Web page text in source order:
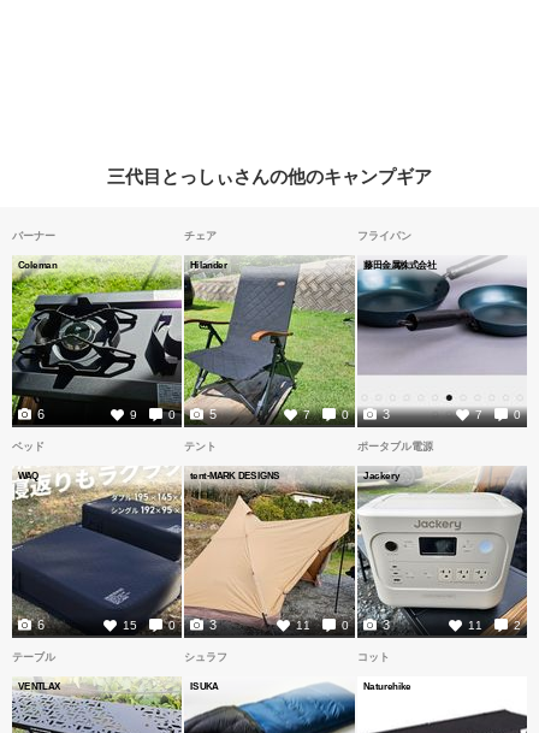
三代目とっしぃさんの他のキャンプギア
バーナー
Coleman
9 0
6
チェア
Hilander
7 0
5
フライパン
藤田金属株式会社
7 0
3
ベッド
WAQ
15 0
6
テント
tent-MARK DESIGNS
11 0
3
ポータブル電源
Jackery
11 2
3
テーブル
VENTLAX
シュラフ
ISUKA
コット
Naturehike